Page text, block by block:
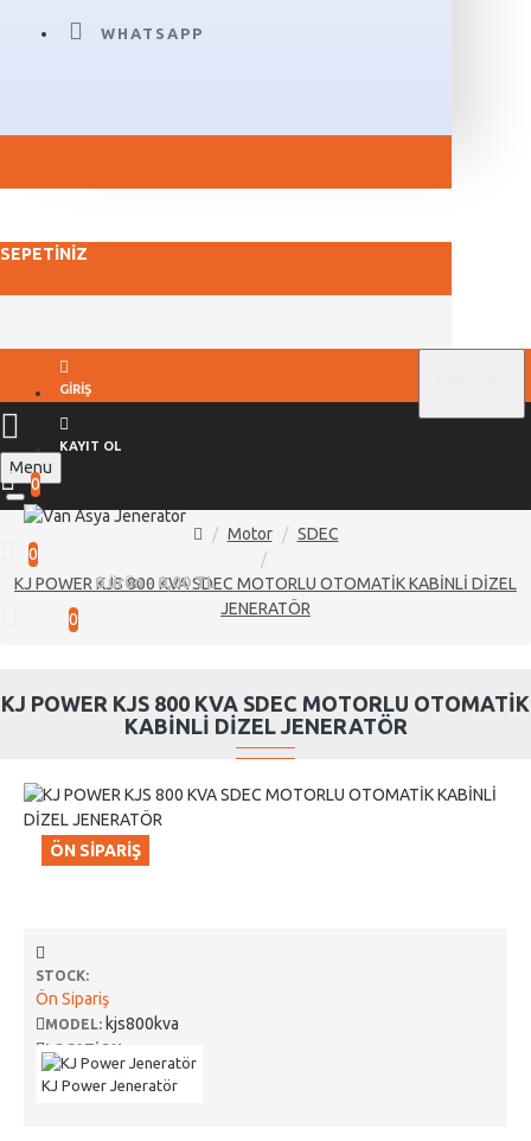
WHATSAPP
SEPETINIZ
GIRIŞ
KAYIT OL
Menu
0
0
0 ürün - 0,00 TL
0
Motor SDEC
KJ POWER KJS 800 KVA SDEC MOTORLU OTOMATİK KABİNLİ DİZEL
JENERATÖR
KJ POWER KJS 800 KVA SDEC MOTORLU OTOMATİK
KABİNLİ DİZEL JENERATÖR
ÖN SIPARIŞ
STOCK:
Ön Sipariş
MODEL: kjs800kva
LOCATION:
KJ Power Jeneratör